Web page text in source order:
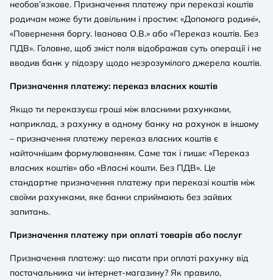
необов’язкове. Призначення платежу при переказі коштів
родичам може бути довільним і простим: «Допомога родині»,
«Повернення боргу. Іванова О.В.» або «Переказ коштів. Без
ПДВ». Головне, щоб зміст поля відображав суть операції і не
вводив банк у підозру щодо незрозумілого джерела коштів.
Призначення платежу: переказ власних коштів
Якщо ти переказуєш гроші між власними рахунками,
наприклад, з рахунку в одному банку на рахунок в іншому
– призначення платежу переказ власних коштів є
найточнішим формулюванням. Саме так і пиши: «Переказ
власних коштів» або «Власні кошти. Без ПДВ». Це
стандартне призначення платежу при переказі коштів між
своїми рахунками, яке банки сприймають без зайвих
запитань.
Призначення платежу при оплаті товарів або послуг
Призначення платежу: що писати при оплаті рахунку від
постачальника чи інтернет-магазину? Як правило,